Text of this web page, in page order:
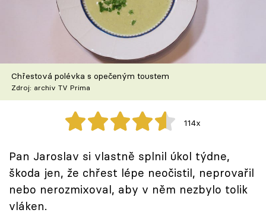
TV Program
Škola vaření
Recepty z TV
Speciál: Cuketa
Těhotnej kuchař
Sledujte prima+
Přihlášení
Chřestová polévka s opečeným toustem
Zdroj: archiv TV Prima
114x
Pan Jaroslav si vlastně splnil úkol týdne,
škoda jen, že chřest lépe neočistil, neprovařil
nebo nerozmixoval, aby v něm nezbylo tolik
vláken.